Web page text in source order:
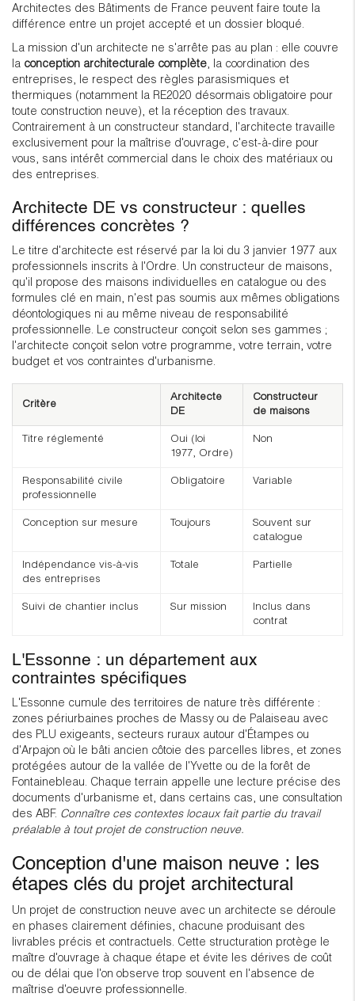
Architectes des Bâtiments de France peuvent faire toute la
différence entre un projet accepté et un dossier bloqué.
La mission d'un architecte ne s'arrête pas au plan : elle couvre
la conception architecturale complète, la coordination des
entreprises, le respect des règles parasismiques et
thermiques (notamment la RE2020 désormais obligatoire pour
toute construction neuve), et la réception des travaux.
Contrairement à un constructeur standard, l'architecte travaille
exclusivement pour la maîtrise d'ouvrage, c'est-à-dire pour
vous, sans intérêt commercial dans le choix des matériaux ou
des entreprises.
Architecte DE vs constructeur : quelles
différences concrètes ?
Le titre d'architecte est réservé par la loi du 3 janvier 1977 aux
professionnels inscrits à l'Ordre. Un constructeur de maisons,
qu'il propose des maisons individuelles en catalogue ou des
formules clé en main, n'est pas soumis aux mêmes obligations
déontologiques ni au même niveau de responsabilité
professionnelle. Le constructeur conçoit selon ses gammes ;
l'architecte conçoit selon votre programme, votre terrain, votre
budget et vos contraintes d'urbanisme.
Critère
Architecte
DE
Constructeur
de maisons
Titre réglementé
Oui (loi
1977, Ordre)
Non
Responsabilité civile
professionnelle
Obligatoire Variable
Conception sur mesure Toujours
Souvent sur
catalogue
Indépendance vis-à-vis
des entreprises
Totale Partielle
Suivi de chantier inclus Sur mission
Inclus dans
contrat
L'Essonne : un département aux
contraintes spécifiques
L'Essonne cumule des territoires de nature très différente :
zones périurbaines proches de Massy ou de Palaiseau avec
des PLU exigeants, secteurs ruraux autour d'Étampes ou
d'Arpajon où le bâti ancien côtoie des parcelles libres, et zones
protégées autour de la vallée de l'Yvette ou de la forêt de
Fontainebleau. Chaque terrain appelle une lecture précise des
documents d'urbanisme et, dans certains cas, une consultation
des ABF. Connaître ces contextes locaux fait partie du travail
préalable à tout projet de construction neuve.
Conception d'une maison neuve : les
étapes clés du projet architectural
Un projet de construction neuve avec un architecte se déroule
en phases clairement définies, chacune produisant des
livrables précis et contractuels. Cette structuration protège le
maître d'ouvrage à chaque étape et évite les dérives de coût
ou de délai que l'on observe trop souvent en l'absence de
maîtrise d'oeuvre professionnelle.